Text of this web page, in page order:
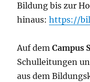
Bildung bis zur
hinaus:https://
Auf demCampus
Schul­leitungen
aus dem